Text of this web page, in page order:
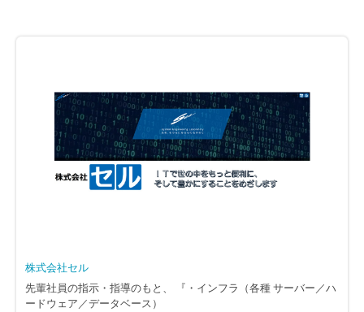
株式会社セル
先輩社員の指示・指導のもと、 『・インフラ（各種 サーバー／ハ
ードウェア／データベース）